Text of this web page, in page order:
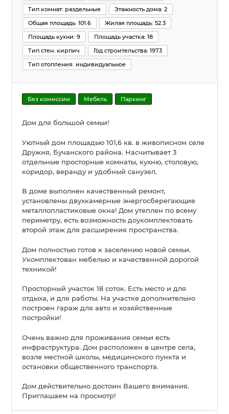
Тип комнат: раздельные
Этажность дома: 2
Общая площадь: 101.6
Жилая площадь: 52.3
Площадь кухни: 9
Площадь участка: 18
Тип стен: кирпич
Год строительства: 1973
Тип отопления: индивидуальное
Без комиссии Мебель Паркинг
Дом для большой семьи!
Уютный дом площадью 101,6 кв. в живописном селе
Дружня, Бучанского района. Насчитывает 3
отдельные просторные комнаты, кухню, столовую,
коридор, веранду и удобный санузел.
В доме выполнен качественный ремонт,
установлены двухкамерные энергосберегающие
металлопластиковые окна! Дом утеплен по всему
периметру, есть возможность доукомплектовать
второй этаж для расширения пространства.
Дом полностью готов к заселению новой семьи.
Укомплектован мебелью и качественной дорогой
техникой!
Просторный участок 18 соток. Есть место и для
отдыха, и для работы. На участке дополнительно
построен гараж для авто и хозяйственные
постройки!
Очень важно для проживания семьи есть
инфраструктура. Дом расположен в центре села,
возле местной школы, медицинского пункта и
остановки общественного транспорта.
Дом действительно достоин Вашего внимания.
Приглашаем на просмотр!